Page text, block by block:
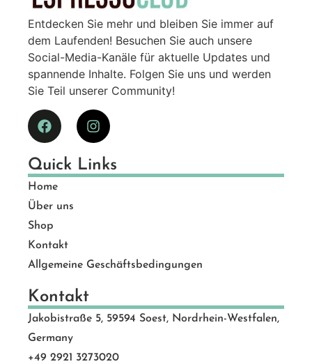
Entdecken Sie mehr und bleiben Sie immer auf
dem Laufenden! Besuchen Sie auch unsere
Social-Media-Kanäle für aktuelle Updates und
spannende Inhalte. Folgen Sie uns und werden
Sie Teil unserer Community!
Quick Links
Home
Über uns
Shop
Kontakt
Allgemeine Geschäftsbedingungen
Kontakt
Jakobistraße 5, 59594 Soest, Nordrhein-Westfalen,
Germany
+49 2921 3273020